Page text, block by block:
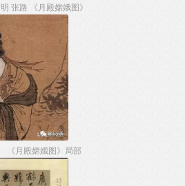
明 张路 《月殿嫦娥图》
《月殿嫦娥图》局部